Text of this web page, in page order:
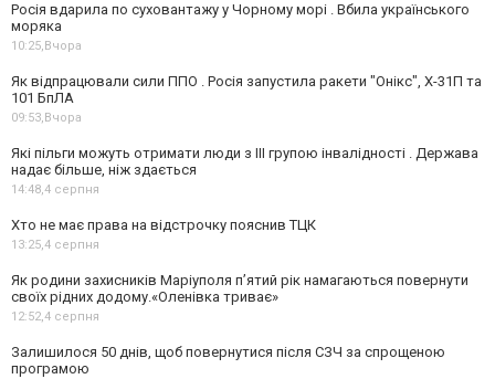
Росія вдарила по суховантажу у Чорному морі . Вбила українського
моряка
10:25, Вчора
Як відпрацювали сили ППО . Росія запустила ракети "Онікс", Х-31П та
101 БпЛА
09:53, Вчора
Які пільги можуть отримати люди з III групою інвалідності . Держава
надає більше, ніж здається
14:48,4 серпня
Хто не має права на відстрочку пояснив ТЦК
13:25,4 серпня
Як родини захисників Маріуполя пʼятий рік намагаються повернути
своїх рідних додому.«Оленівка триває»
12:52,4 серпня
Залишилося 50 днів, щоб повернутися після СЗЧ за спрощеною
програмою